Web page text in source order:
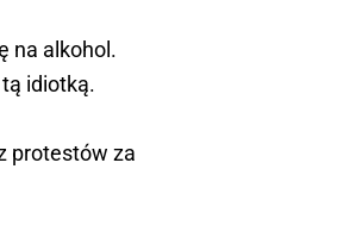
na alkohol.
idiotką.
protestów za